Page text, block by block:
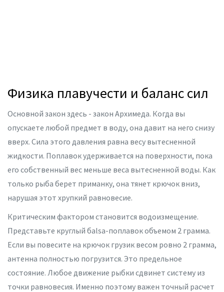
Физика плавучести и баланс сил
Основной закон здесь - закон Архимеда. Когда вы
опускаете любой предмет в воду, она давит на него снизу
вверх. Сила этого давления равна весу вытесненной
жидкости. Поплавок удерживается на поверхности, пока
его собственный вес меньше веса вытесненной воды. Как
только рыба берет приманку, она тянет крючок вниз,
нарушая этот хрупкий равновесие.
Критическим фактором становится водоизмещение.
Представьте круглый бalsa-поплавок объемом 2 грамма.
Если вы повесите на крючок грузик весом ровно 2 грамма,
антенна полностью погрузится. Это предельное
состояние. Любое движение рыбки сдвинет систему из
точки равновесия. Именно поэтому важен точный расчет